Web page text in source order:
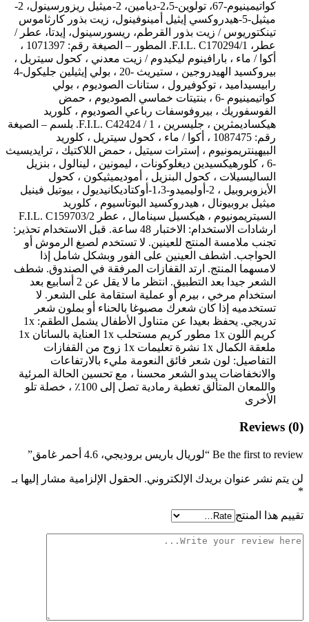
كواتيمينيوم-67، تولوين-2،5-ديامين، 2-ميثيل ريزورسينول، 2-
ميثيل-5-هيدروكسي إيثيل أمينوفينول، زيت بذور كارثاموس
تينكتوريوس / زيت بذور القرطم، ريسورسينول، إيدتا، عطر /
عطر، F.I.L. C170294/1. المطور – الصيغة رقم: 1071397 ،
أكوا / ماء ، بارافينوم ليكيدوم / زيت معدني ، كحول سيتريل ،
بيروكسيد الهيدروجين ، ستيريث -20 ، بولي إيثيلين جليكول-4
رابيسيداميد ، توكوفيرول ، ستانات الصوديوم ، بولي
كواتيمينيوم -6 ، بنتيتات خماسي الصوديوم ، حمض
الفوسفوريك ، بيروفوسفات رباعي الصوديوم ، كلوريد
هيكساديمثرين ، جليسرين ، F.I.L. C42424 / 1. بلسم – الصيغة
رقم: 1087475 ، أكوا / ماء ، كحول سيتريل ، كلوريد
البيهينتريمونيوم ، إسترات سيتيل ، حمض اللاكتيك ، ترايديسيث
-6 ، كلورهيكسيدين ديغلوكونات ، ليمونين ، لينالول ، بنزيل
الساليسيلات ، كحول البنزيل ، أموديميثيكون ، كحول
الأيزوبروبيل ، 2-أوليميدو-1،3-أوكتاديكانيديول ، بيوتيل فينيل
ميثيل بروبيونال ، هيدروكسيد البوتاسيوم ، كلوريد
السيتريمونيوم ، هيكسيل سينامال ، عطر F.I.L. C159703/2
ارشادات الاستخدام: الاختبار 48 ساعة. قبل الاستخدام تحذير:
تجنب ملامسة المنتج للعينين. لا تستخدم لصبغ الرموش أو
الحواجب. اشطف العينين على الفور وبشكل شامل إذا
لامسهما المنتج. ارتد القفازات المرفقة في الصندوق. شطف
الشعر جيدا بعد التطبيق. انتظر ما لا يقل عن 2 أسابيع بعد
استخدام مرخي ، بيرم أو عملية استقامة على الشعر. لا
تستخدميه إذا كان شعرك مصبوغا بالحناء أو بملون شعر
تدريجي. يحفظ بعيدا عن متناول الأطفال يشمل الطقم: 1x
كريم اللون 1x مطور كريم مستحلب 1x العناية بالساتان 1x
ملعقة الكمال 1x نشرة تعليمات 1x زوج من القفازات
التفاصيل: لون شعر فائق النعومة مليء بالارتفاعات
والانخفاضات يبدو الشعر محسنا ، مع تحسين الحالة المرئية
واللمعان المتألق تغطية رمادية تصل إلى 100٪ ، خصلة تلو
الأخرى
Reviews (0)
Be the first to review “لوريال باريس بروديجي، 4.6 أحمر غامق”
لن يتم نشر عنوان بريدك الإلكتروني. الحقول الإلزامية مشار إليها بـ
*
تقييم هذا المنتج